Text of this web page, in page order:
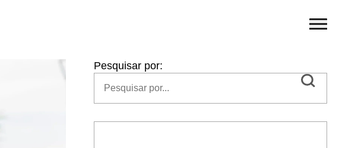
Pesquisar por: